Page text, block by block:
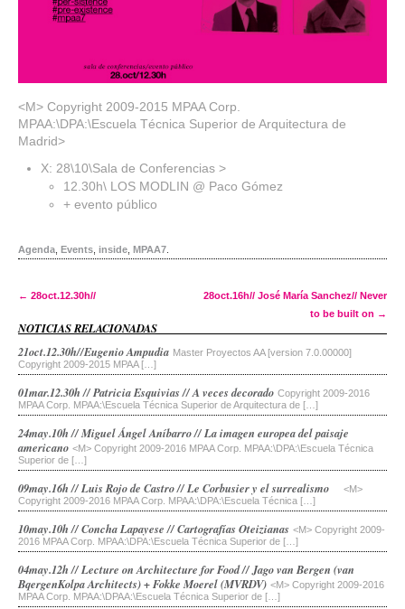
<M> Copyright 2009-2015 MPAA Corp.
MPAA:\DPA:\Escuela Técnica Superior de Arquitectura de
Madrid>
X: 28\10\Sala de Conferencias >
12.30h\ LOS MODLIN @ Paco Gómez
+ evento público
Agenda Events inside MPAA7
Post navigation
← 28oct.12.30h//
28oct.16h// José María Sanchez// Never
to be built on →
NOTICIAS RELACIONADAS
21oct.12.30h//Eugenio Ampudia Master Proyectos AA [version 7.0.00000]
Copyright 2009-2015 MPAA […]
01mar.12.30h // Patricia Esquivias // A veces decorado Copyright 2009-2016
MPAA Corp. MPAA:\Escuela Técnica Superior de Arquitectura de […]
24may.10h // Miguel Ángel Aníbarro // La imagen europea del paisaje
americano <M> Copyright 2009-2016 MPAA Corp. MPAA:\DPA:\Escuela Técnica
Superior de […]
09may.16h // Luis Rojo de Castro // Le Corbusier y el surrealismo
<M>
Copyright 2009-2016 MPAA Corp. MPAA:\DPA:\Escuela Técnica […]
10may.10h // Concha Lapayese // Cartografías Oteizianas <M> Copyright 2009-
2016 MPAA Corp. MPAA:\DPA:\Escuela Técnica Superior de […]
04may.12h // Lecture on Architecture for Food // Jago van Bergen (van
BqergenKolpa Architects) + Fokke Moerel (MVRDV) <M> Copyright 2009-2016
MPAA Corp. MPAA:\DPAA:\Escuela Técnica Superior de […]